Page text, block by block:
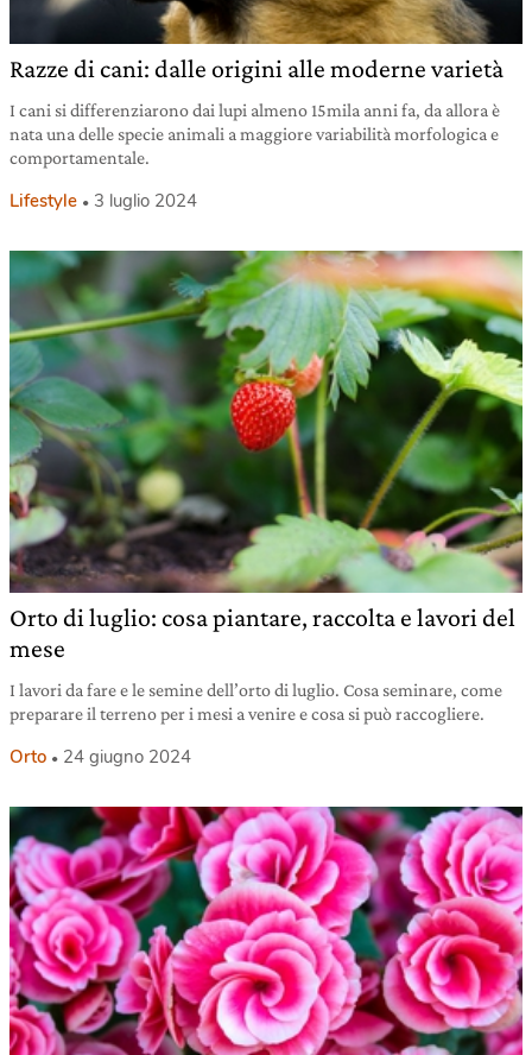
Razze di cani: dalle origini alle moderne varietà
I cani si differenziarono dai lupi almeno 15mila anni fa, da allora è
nata una delle specie animali a maggiore variabilità morfologica e
comportamentale.
Lifestyle 3 luglio 2024
Orto di luglio: cosa piantare, raccolta e lavori del
mese
I lavori da fare e le semine dell’orto di luglio. Cosa seminare, come
preparare il terreno per i mesi a venire e cosa si può raccogliere.
Orto 24 giugno 2024